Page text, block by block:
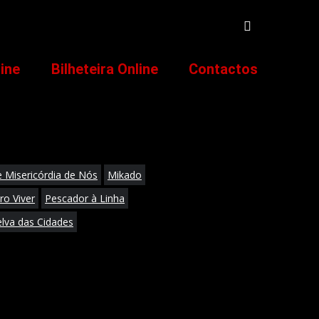
Bilheteira Online Contactos
Misericórdia de Nós
Mikado
Viver
Pescador à Linha
das Cidades